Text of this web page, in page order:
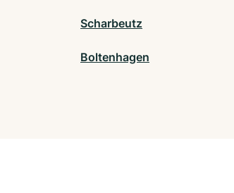
Scharbeutz
Boltenhagen